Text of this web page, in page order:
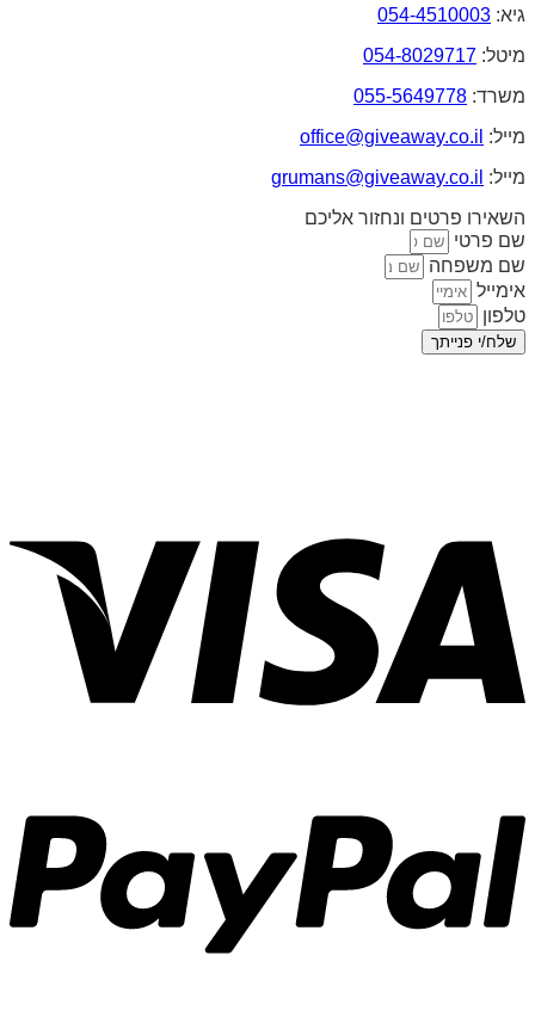
גיא: 054-4510003
מיטל: 054-8029717
משרד: 055-5649778
מייל: office@giveaway.co.il
מייל: grumans@giveaway.co.il
השאירו פרטים ונחזור אליכם
שם פרטי
שם משפחה
אימייל
טלפון
שלח/י פנייתך